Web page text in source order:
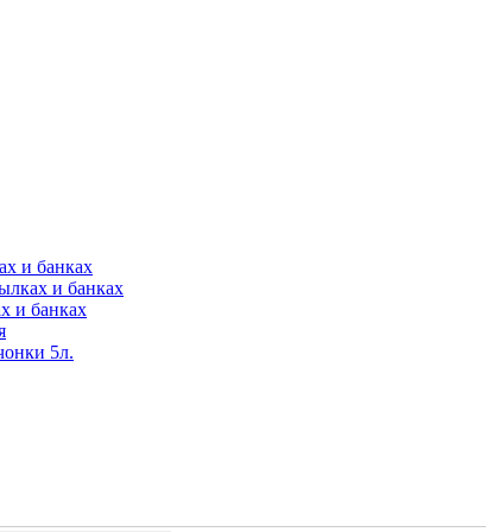
и банках
и банках
и банках
5л.